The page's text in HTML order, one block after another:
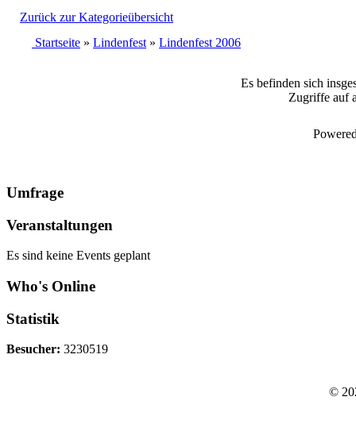
Zurück zur Kategorieübersicht
Startseite » Lindenfest » Lindenfest 2006
Es befinden sich
Zugriffe auf
Umfrage
Veranstaltungen
Es sind keine Events geplant
Who's Online
Statistik
Besucher: 3230519
©